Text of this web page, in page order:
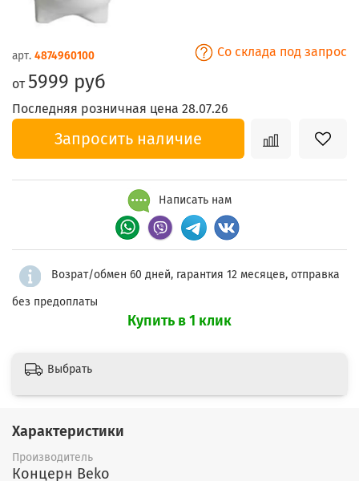
арт. 4874960100 Со склада под запрос
от 5999 руб
Последняя розничная цена 28.07.26
Запросить наличие
Написать нам
Возрат/обмен 60 дней, гарантия 12 месяцев, отправка
без предоплаты
Купить в 1 клик
Выбрать
Характеристики
Производитель
Концерн Beko